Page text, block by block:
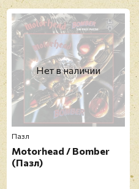
Нет в наличии
Пазл
Motorhead / Bomber
(Пазл)